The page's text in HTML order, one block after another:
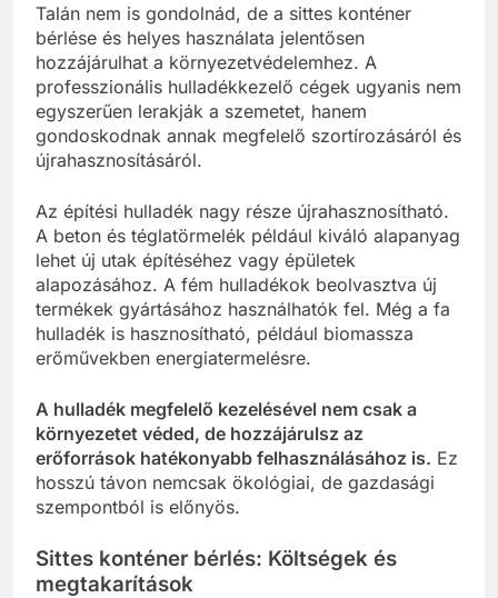
Talán nem is gondolnád, de a sittes konténer
bérlése és helyes használata jelentősen
hozzájárulhat a környezetvédelemhez. A
professzionális hulladékkezelő cégek ugyanis nem
egyszerűen lerakják a szemetet, hanem
gondoskodnak annak megfelelő szortírozásáról és
újrahasznosításáról.
Az építési hulladék nagy része újrahasznosítható.
A beton és téglatörmelék például kiváló alapanyag
lehet új utak építéséhez vagy épületek
alapozásához. A fém hulladékok beolvasztva új
termékek gyártásához használhatók fel. Még a fa
hulladék is hasznosítható, például biomassza
erőművekben energiatermelésre.
A hulladék megfelelő kezelésével nem csak a
környezetet véded, de hozzájárulsz az
erőforrások hatékonyabb felhasználásához is. Ez
hosszú távon nemcsak ökológiai, de gazdasági
szempontból is előnyös.
Sittes konténer bérlés: Költségek és
megtakarítások